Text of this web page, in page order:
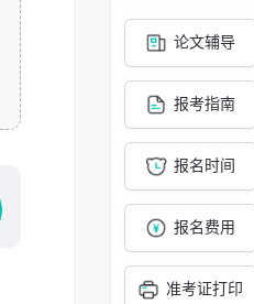
论文辅导
报考指南
报名时间
报名费用
准考证打印